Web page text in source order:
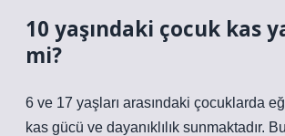
10 yaşındaki çocuk kas
mi?
6 ve 17 yaşları arasındaki çocuklarda
kas gücü ve dayanıklılık sunmaktadır.